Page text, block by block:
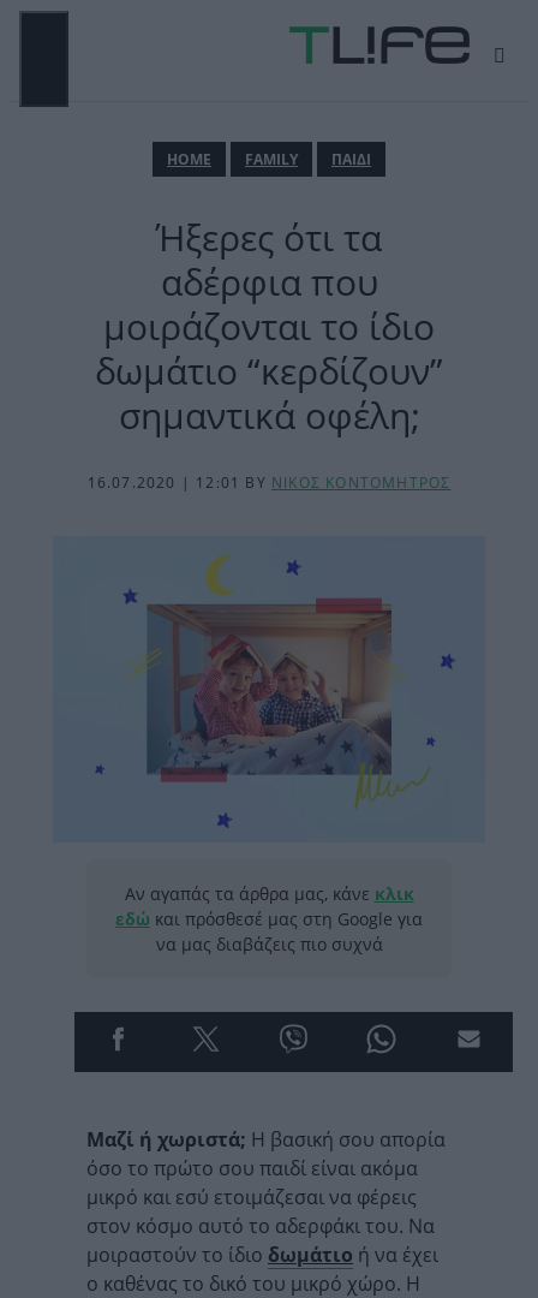
Μετάβαση
ΗΟΜΕ FAMILY ΠΑΙΔΙ
Ήξερες ότι τα
αδέρφια που
μοιράζονται το ίδιο
δωμάτιο “κερδίζουν”
σημαντικά οφέλη;
16.07.2020 | 12:01 BY ΝΙΚΟΣ ΚΟΝΤΟΜΗΤΡΟΣ
Αν αγαπάς τα άρθρα μας, κάνε κλικ
εδώ και πρόσθεσέ μας στη Google για
να μας διαβάζεις πιο συχνά
Μαζί ή χωριστά; Η βασική σου απορία
όσο το πρώτο σου παιδί είναι ακόμα
μικρό και εσύ ετοιμάζεσαι να φέρεις
στον κόσμο αυτό το αδερφάκι του. Να
μοιραστούν το ίδιο δωμάτιο ή να έχει
ο καθένας το δικό του μικρό χώρο. Η